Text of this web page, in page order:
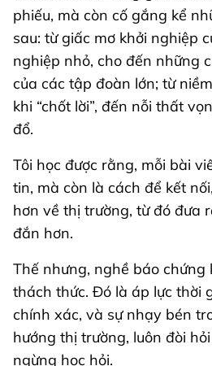
phiếu, mà còn cố gắng kể
sau: từ giấc mơ khởi nghiệp
nghiệp nhỏ, cho đến những
của các tập đoàn lớn; từ
khi “chốt lời”, đến nỗi thất
đổ.
Tôi học được rằng, mỗi bài
tin, mà còn là cách để kết
hơn về thị trường, từ đó đưa
đắn hơn.
Thế nhưng, nghề báo chứng
thách thức. Đó là áp lực thời
chính xác, và sự nhạy bén
hướng thị trường, luôn đòi
ngừng học hỏi.